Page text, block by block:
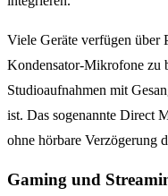
Viele Geräte verfügen über
Kondensator-Mikrofone zu
Studioaufnahmen mit
ist. Das sogenannte Direct
ohne hörbare Verzögerung
Gaming und